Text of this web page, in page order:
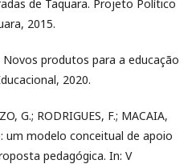
de Taquara. Projeto Político
2015.
Novos produtos para a educação
2020.
G.; RODRIGUES, F.; MACAIA,
um modelo conceitual de apoio
pedagógica. In: V